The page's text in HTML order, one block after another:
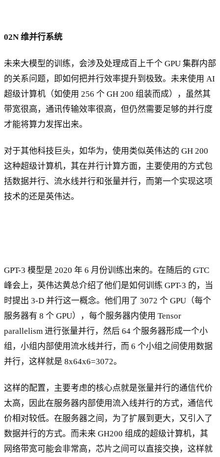
02N 维并行系统
未来大模型的训练，会涉及处理成百上千个 GPU 集群内部
的关系问题，即如何把并行效率提升到极致。未来使用 AI
超级计算机（如使用 256 个 GH 200 组装而成），虽然其
带宽很高，通讯传输效率很高，但仍然需要足够的并行度
才能将算力发挥出来。
对于其他科技巨头，如华为，使用类似英伟达的 GH 200
这种超级计算机，其在并行计算方面，主要使用的方式包
括数据并行、流水线并行和张量并行，而第一个实现这项
技术的还是英伟达。
GPT-3 模型是 2020 年 6 月份训练出来的。在随后的 GTC
峰会上，英伟达黄总介绍了他们是如何训练 GPT-3 的，当
时提出 3-D 并行这一概念。他们用了 3072 个 GPU（每个
服务器有 8 个 GPU），每个服务器内使用 Tensor
parallelism 进行张量并行，然后 64 个服务器形成一个小
组，小组内部使用流水线并行，而 6 个小组之间使用数据
并行，这样就是 8x64x6=3072。
这样的配置，主要考虑的核心点就是张量并行的通信代价
太高，因此在服务器内部使用流入线并行的方式，通信代
价相对较低。在服务器之间，为了扩展到更大，又引入了
数据并行的方式。而未来 GH200 组成的超级计算机，其
网络带宽可能会非常高，芯片之间可以直接交换，这样就